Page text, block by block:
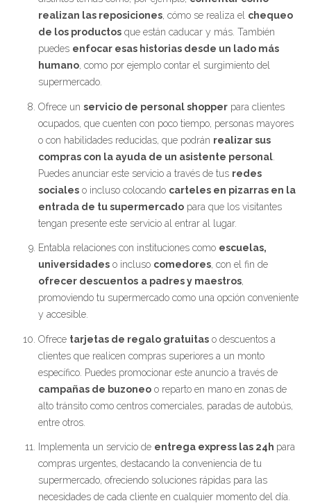
realizan las reposiciones , cómo se realiza el chequeo
de los productos que están caducar y más. También
puedes enfocar esas historias desde un lado más
humano , como por ejemplo contar el surgimiento del
supermercado.
Ofrece un servicio de personal shopper para clientes
ocupados, que cuenten con poco tiempo, personas mayores
o con habilidades reducidas, que podrán realizar sus
compras con la ayuda de un asistente personal
Puedes anunciar este servicio a través de tus redes
sociales o incluso colocando carteles en pizarras en la
entrada de tu supermercado para que los visitantes
tengan presente este servicio al entrar al lugar.
Entabla relaciones con instituciones como escuelas,
universidades o incluso comedores , con el fin de
ofrecer descuentos a padres y maestros
promoviendo tu supermercado como una opción conveniente
y accesible.
Ofrece tarjetas de regalo gratuitas o descuentos a
clientes que realicen compras superiores a un monto
específico. Puedes promocionar este anuncio a través de
campañas de buzoneo o reparto en mano en zonas de
alto tránsito como centros comerciales, paradas de autobús,
entre otros.
Implementa un servicio de entrega express las 24h para
compras urgentes, destacando la conveniencia de tu
supermercado, ofreciendo soluciones rápidas para las
necesidades de cada cliente en cualquier momento del día.